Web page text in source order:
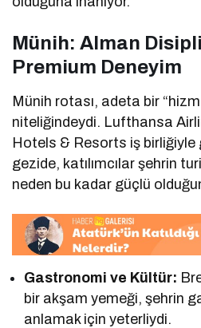
Münih: Alman
Premium Deneyim
Münih rotası, adeta bir
niteliğindeydi. Lufthansa
Hotels & Resorts iş birliğiyle
gezide, katılımcılar şehrin
neden bu kadar güçlü
Gastronomi ve Kültür:
bir akşam yemeği, şehrin
anlamak için yeterliydi.